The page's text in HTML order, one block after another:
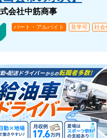
会社中筋商事
パート・アルバイト 見学可 社会